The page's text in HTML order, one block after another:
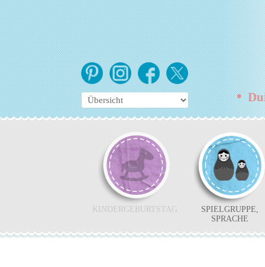
•
KINDERGEBURTSTAG
SPIELGRUPPE,
SPRACHE